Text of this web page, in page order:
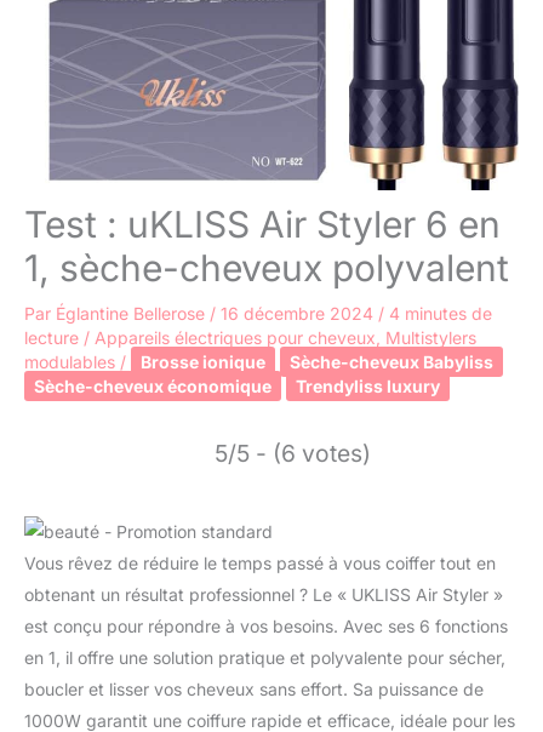
Test : uKLISS Air Styler 6 en
1, sèche-cheveux polyvalent
Par Églantine Bellerose / 16 décembre 2024 / 4 minutes de
lecture / Appareils électriques pour cheveux Multistylers
modulables / Brosse ionique
Sèche-cheveux Babyliss
Sèche-cheveux économique
Trendyliss luxury
5/5 - (6 votes)
Vous rêvez de réduire le temps passé à vous coiffer tout en
obtenant un résultat professionnel ? Le « UKLISS Air Styler »
est conçu pour répondre à vos besoins. Avec ses 6 fonctions
en 1, il offre une solution pratique et polyvalente pour sécher,
boucler et lisser vos cheveux sans effort. Sa puissance de
1000W garantit une coiffure rapide et efficace, idéale pour les